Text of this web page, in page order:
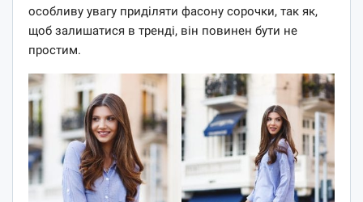
особливу увагу приділяти фасону сорочки, так як,
щоб залишатися в тренді, він повинен бути не
простим.